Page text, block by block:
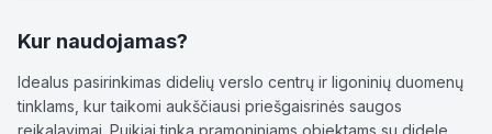
Kur naudojamas?
Idealus pasirinkimas didelių verslo centrų ir ligoninių duomenų
tinklams, kur taikomi aukščiausi priešgaisrinės saugos
reikalavimai. Puikiai tinka pramoniniams objektams su didele